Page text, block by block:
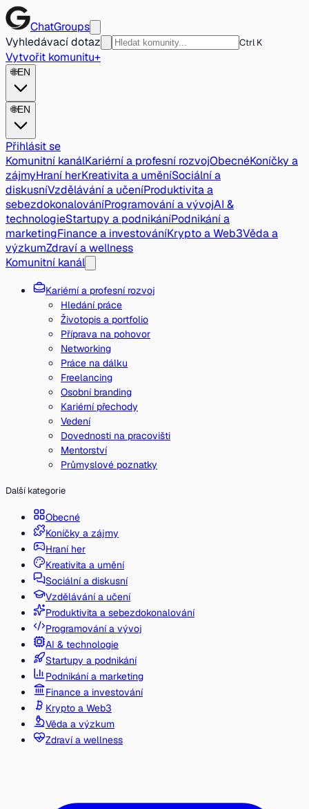
ChatGroups
Vyhledávací dotaz
Ctrl K
Vytvořit komunitu+
🌐EN
🌐EN
Přihlásit se
Komunitní kanálKariérní a profesní rozvojObecnéKoníčky a
zájmyHraní herKreativita a uměníSociální a
diskusníVzdělávání a učeníProduktivita a
sebezdokonalováníProgramování a vývojAI &
technologieStartupy a podnikáníPodnikání a
marketingFinance a investováníKrypto a Web3Věda a
výzkumZdraví a wellness
Komunitní kanál
Kariérní a profesní rozvoj
Hledání práce
Životopis a portfolio
Příprava na pohovor
Networking
Práce na dálku
Freelancing
Osobní branding
Kariérní přechody
Vedení
Dovednosti na pracovišti
Mentorství
Průmyslové poznatky
Další kategorie
Obecné
Koníčky a zájmy
Hraní her
Kreativita a umění
Sociální a diskusní
Vzdělávání a učení
Produktivita a sebezdokonalování
Programování a vývoj
AI & technologie
Startupy a podnikání
Podnikání a marketing
Finance a investování
Krypto a Web3
Věda a výzkum
Zdraví a wellness